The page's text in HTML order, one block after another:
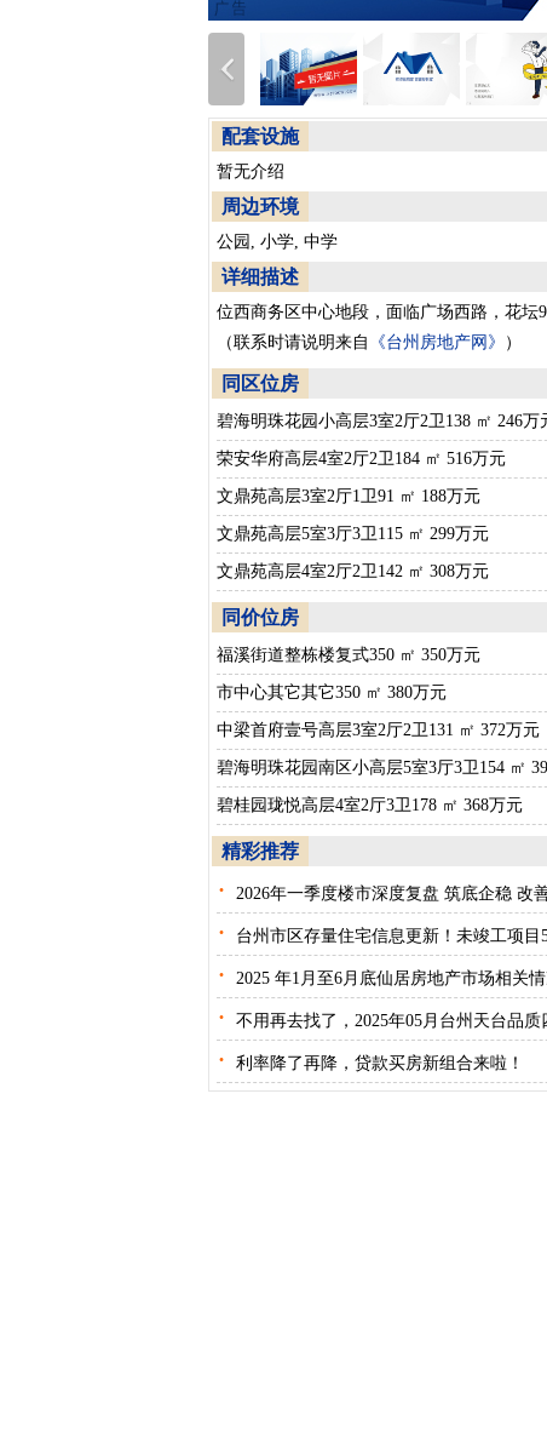
配套设施
暂无介绍
周边环境
公园, 小学, 中学
详细描述
位西商务区中心地段，面临广场西路，花坛
（联系时请说明来自
《台州房地产网》 ）
同区位房
碧海明珠花园小高层3室2厅2卫138 ㎡ 246万
荣安华府高层4室2厅2卫184 ㎡ 516万元
文鼎苑高层3室2厅1卫91 ㎡ 188万元
文鼎苑高层5室3厅3卫115 ㎡ 299万元
文鼎苑高层4室2厅2卫142 ㎡ 308万元
同价位房
福溪街道整栋楼复式350 ㎡ 350万元
市中心其它其它350 ㎡ 380万元
中梁首府壹号高层3室2厅2卫131 ㎡ 372万元
碧海明珠花园南区小高层5室3厅3卫154 ㎡
碧桂园珑悦高层4室2厅3卫178 ㎡ 368万元
精彩推荐
· 2026年一季度楼市深度复盘 筑底企稳 改
· 台州市区存量住宅信息更新！未竣工项目
· 2025 年1月至6月底仙居房地产市场相关
· 不用再去找了，2025年05月台州天台品质
· 利率降了再降，贷款买房新组合来啦！